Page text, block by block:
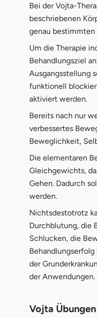
Bei der Vojta-
beschriebenen
genau bestimmten
Um die Therapie
Behandlungsziel
Ausgangsstellung
funktionell
aktiviert werden.
Bereits nach nur
verbessertes
Beweglichkeit,
Die elementaren
Gleichgewichts,
Gehen. Dadurch
werden.
Nichtsdestotrotz
Durchblutung, die
Schlucken, die
der
der Anwendungen.
Vojta Übungen